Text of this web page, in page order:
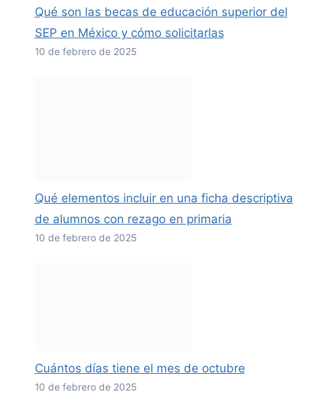
Qué son las becas de educación superior del
SEP en México y cómo solicitarlas
10 de febrero de 2025
Qué elementos incluir en una ficha descriptiva
de alumnos con rezago en primaria
10 de febrero de 2025
Cuántos días tiene el mes de octubre
10 de febrero de 2025